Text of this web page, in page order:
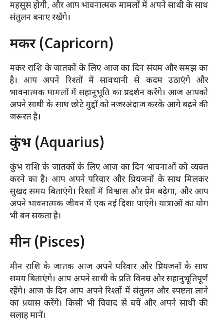
महसूस होगी, और आप भावनात्मक मामलों में अपने साथी के साथ
संतुलन बनाए रखेंगे।
मकर (Capricorn)
मकर राशि के जातकों के लिए आज का दिन संयम और समझ का
है। आप अपने रिश्तों में सावधानी से कदम उठाएंगे और
भावनात्मक मामलों में सहानुभूति का प्रदर्शन करेंगे। आज आपको
अपने साथी के साथ छोटे मुद्दों को नजरअंदाज करके आगे बढ़ने की
जरूरत है।
कुंभ (Aquarius)
कुंभ राशि के जातकों के लिए आज का दिन भावनाओं को व्यक्त
करने का है। आप अपने परिवार और प्रियजनों के साथ मिलकर
सुखद समय बिताएंगे। रिश्तों में विश्वास और प्रेम बढ़ेगा, और आप
अपने भावनात्मक जीवन में एक नई दिशा पाएंगे। यात्राओं का योग
भी बन सकता है।
मीन (Pisces)
मीन राशि के जातक आज अपने परिवार और प्रियजनों के साथ
समय बिताएंगे। आप अपने साथी के प्रति विनम्र और सहानुभूतिपूर्ण
रहेंगे। आज के दिन आप अपने रिश्तों में संतुलन और स्पष्टता लाने
का प्रयास करेंगे। किसी भी विवाद से बचें और अपने साथी की
सलाह मानें।